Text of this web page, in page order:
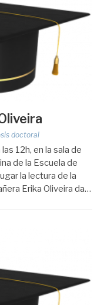
doctoral
12h, en la sala de
de la Escuela de
la lectura de la
Erika Oliveira da…